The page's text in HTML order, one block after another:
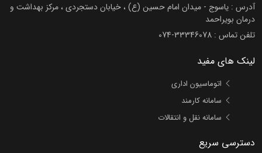
آدرس : یاسوج - میدان امام حسین (ع) ، خیابان دستجردی ، مرکز بهداشت و
درمان بویراحمد
تلفن تماس : 074-33346078
لینک های مفید
اتوماسیون اداری
سامانه کارمند
سامانه نقل و انتقالات
دسترسی سریع